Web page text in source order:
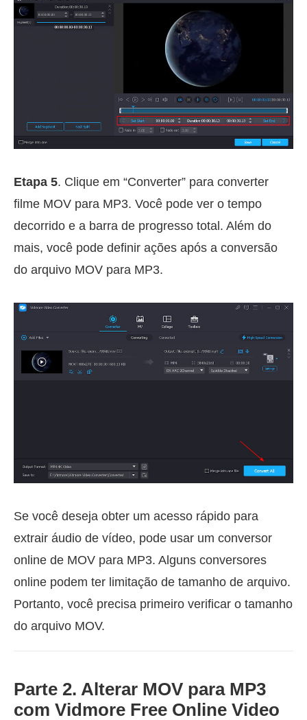
Etapa 5. Clique em “Converter” para converter
filme MOV para MP3. Você pode ver o tempo
decorrido e a barra de progresso total. Além do
mais, você pode definir ações após a conversão
do arquivo MOV para MP3.
Se você deseja obter um acesso rápido para
extrair áudio de vídeo, pode usar um conversor
online de MOV para MP3. Alguns conversores
online podem ter limitação de tamanho de arquivo.
Portanto, você precisa primeiro verificar o tamanho
do arquivo MOV.
Parte 2. Alterar MOV para MP3
com Vidmore Free Online Video